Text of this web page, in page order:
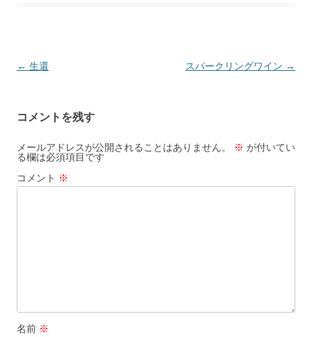
投
ビ
ゲ
ー
シ
← 生還 スパークリングワイン →
コメントを残す
メールアドレスが公開されることはありません。 ※ が付いてい
る欄は必須項目です
コメント ※
名前 ※